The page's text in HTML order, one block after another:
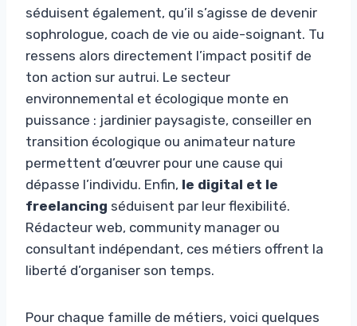
séduisent également, qu’il s’agisse de devenir
sophrologue, coach de vie ou aide-soignant. Tu
ressens alors directement l’impact positif de
ton action sur autrui. Le secteur
environnemental et écologique monte en
puissance : jardinier paysagiste, conseiller en
transition écologique ou animateur nature
permettent d’œuvrer pour une cause qui
dépasse l’individu. Enfin, le digital et le
freelancing séduisent par leur flexibilité.
Rédacteur web, community manager ou
consultant indépendant, ces métiers offrent la
liberté d’organiser son temps.
Pour chaque famille de métiers, voici quelques